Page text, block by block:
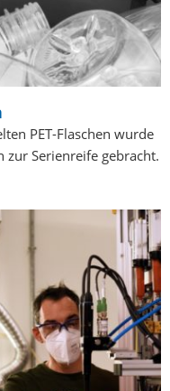
PET-Flaschen wurde
Serienreife gebracht.